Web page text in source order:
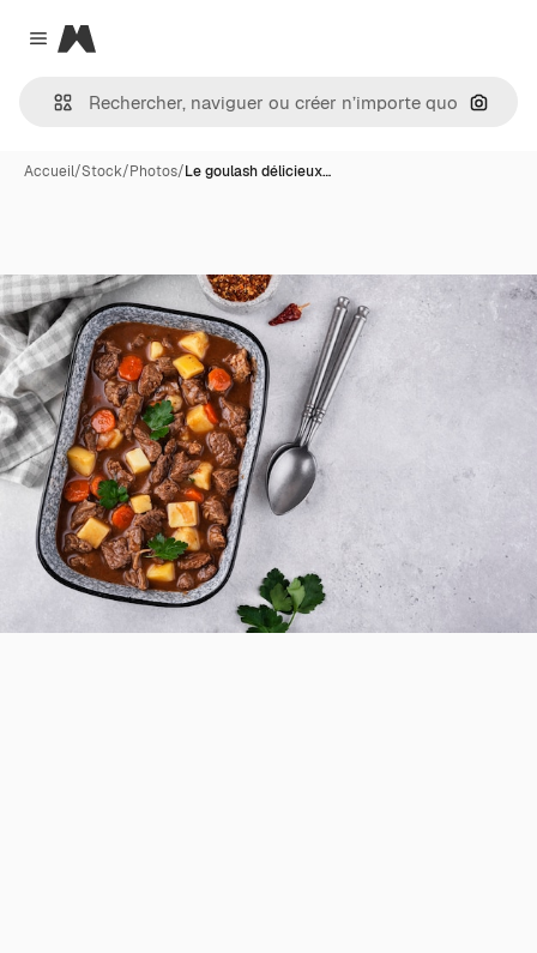
Close menu
Magnific
Accueil/Stock/Photos/Le goulash délicieux…